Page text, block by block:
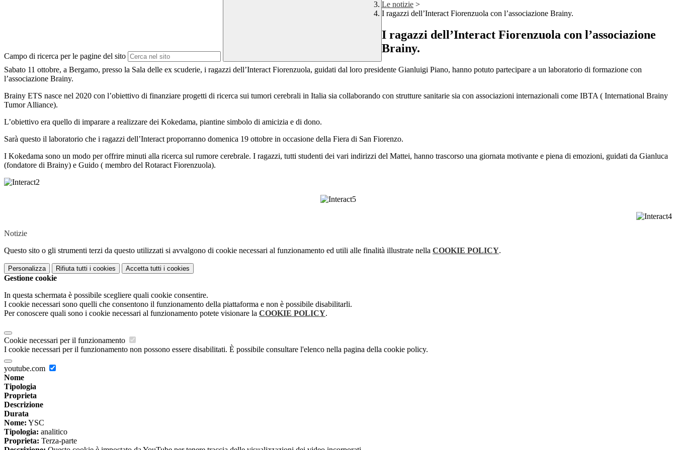
Campo di ricerca per le pagine del sito
Le notizie >
I ragazzi dell’Interact Fiorenzuola con l’associazione Brainy.
I ragazzi dell’Interact Fiorenzuola con l’associazione
Brainy.
Sabato 11 ottobre, a Bergamo, presso la Sala delle ex scuderie, i ragazzi dell’Interact Fiorenzuola, guidati dal loro presidente Gianluigi Piano, hanno potuto partecipare a un laboratorio di formazione con
l’associazione Brainy.
Brainy ETS nasce nel 2020 con l’obiettivo di finanziare progetti di ricerca sui tumori cerebrali in Italia sia collaborando con strutture sanitarie sia con associazioni internazionali come IBTA ( International Brainy
Tumor Alliance).
L’obiettivo era quello di imparare a realizzare dei Kokedama, piantine simbolo di amicizia e di dono.
Sarà questo il laboratorio che i ragazzi dell’Interact proporranno domenica 19 ottobre in occasione della Fiera di San Fiorenzo.
I Kokedama sono un modo per offrire minuti alla ricerca sul rumore cerebrale. I ragazzi, tutti studenti dei vari indirizzi del Mattei, hanno trascorso una giornata motivante e piena di emozioni, guidati da Gianluca
(fondatore di Brainy) e Guido ( membro del Rotaract Fiorenzuola).
Notizie
Questo sito o gli strumenti terzi da questo utilizzati si avvalgono di cookie necessari al funzionamento ed utili alle finalità illustrate nella COOKIE POLICY.
Personalizza Rifiuta tutti i cookies Accetta tutti i cookies
Gestione cookie
In questa schermata è possibile scegliere quali cookie consentire.
I cookie necessari sono quelli che consentono il funzionamento della piattaforma e non è possibile disabilitarli.
Per conoscere quali sono i cookie necessari al funzionamento potete visionare la COOKIE POLICY.
Cookie necessari per il funzionamento
I cookie necessari per il funzionamento non possono essere disabilitati. È possibile consultare l'elenco nella pagina della cookie policy.
youtube.com
Nome
Tipologia
Proprieta
Descrizione
Durata
Nome: YSC
Tipologia: analitico
Proprieta: Terza-parte